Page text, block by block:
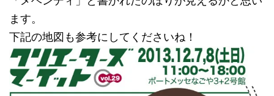
ます。
下記の地図も参考にしてくださいね！